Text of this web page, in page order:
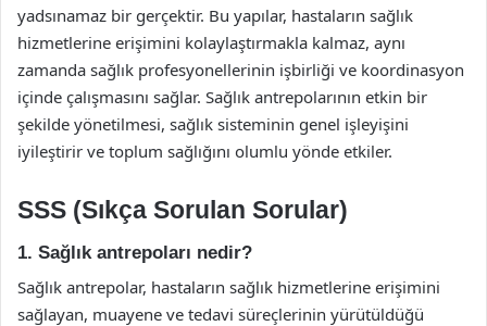
yadsınamaz bir gerçektir. Bu yapılar, hastaların sağlık
hizmetlerine erişimini kolaylaştırmakla kalmaz, aynı
zamanda sağlık profesyonellerinin işbirliği ve koordinasyon
içinde çalışmasını sağlar. Sağlık antrepolarının etkin bir
şekilde yönetilmesi, sağlık sisteminin genel işleyişini
iyileştirir ve toplum sağlığını olumlu yönde etkiler.
SSS (Sıkça Sorulan Sorular)
1. Sağlık antrepoları nedir?
Sağlık antrepolar, hastaların sağlık hizmetlerine erişimini
sağlayan, muayene ve tedavi süreçlerinin yürütüldüğü